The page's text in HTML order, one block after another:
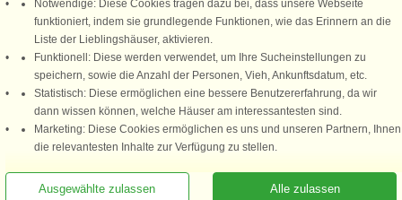
Newsletter abonnieren
Folgen Sie uns:
DanCenter Kundenbewertung
basierend auf mehr 135.870 Kundenbewertungen
Notwendige: Diese Cookies tragen dazu bei, dass unsere Webseite
funktioniert, indem sie grundlegende Funktionen, wie das Erinnern an die
Liste der Lieblingshäuser, aktivieren.
Funktionell: Diese werden verwendet, um Ihre Sucheinstellungen zu
speichern, sowie die Anzahl der Personen, Vieh, Ankunftsdatum, etc.
Statistisch: Diese ermöglichen eine bessere Benutzererfahrung, da wir
dann wissen können, welche Häuser am interessantesten sind.
Marketing: Diese Cookies ermöglichen es uns und unseren Partnern, Ihnen
die relevantesten Inhalte zur Verfügung zu stellen.
Alle zulassen
Ausgewählte zulassen